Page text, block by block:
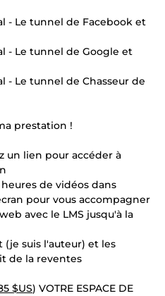
- Le tunnel de Facebook et
- Le tunnel de Google et
- Le tunnel de Chasseur de
prestation !
un lien pour accéder à
de vidéos dans
pour vous accompagner
avec le LMS jusqu'à la
suis l'auteur) et les
de la reventes
$US) VOTRE ESPACE DE